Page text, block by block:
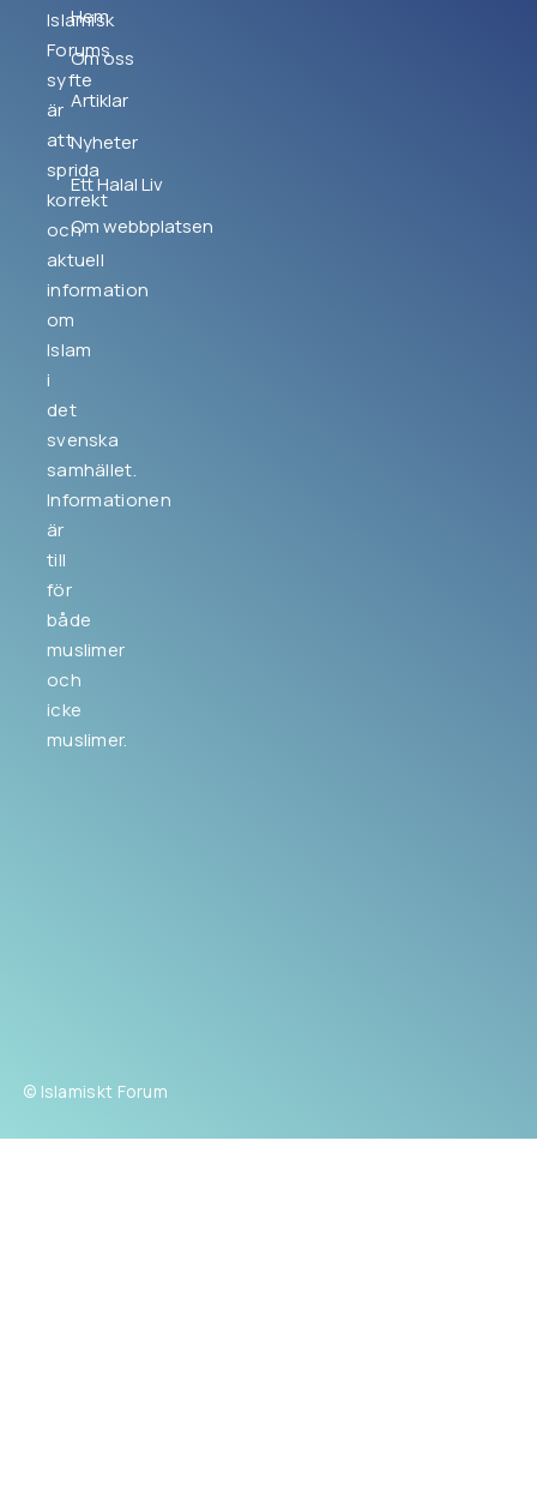
Islamisk
Forums
syfte
är
att
sprida
korrekt
och
aktuell
information
om
Islam
i
det
svenska
samhället.
Informationen
är
till
för
både
muslimer
och
icke
muslimer.
Hem
Om oss
Artiklar
Nyheter
Ett Halal Liv
Om webbplatsen
© Islamiskt Forum